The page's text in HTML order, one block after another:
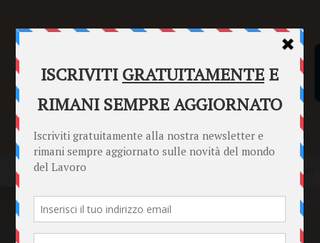
SENTENZE FORMULARI PUNTO INFORMAZIONI
Home Punto Informazioni Welfare